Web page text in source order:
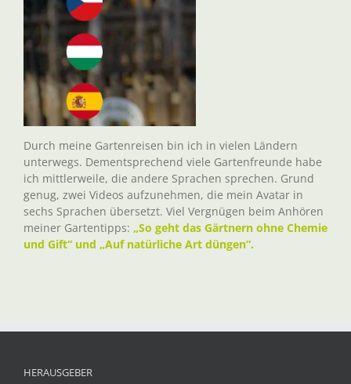
Durch meine Gartenreisen bin ich in vielen Ländern
unterwegs. Dementsprechend viele Gartenfreunde habe
ich mittlerweile, die andere Sprachen sprechen. Grund
genug, zwei Videos aufzunehmen, die mein Avatar in
sechs Sprachen übersetzt. Viel Vergnügen beim Anhören
meiner Gartentipps: „So geht das Gärtnern ohne Chemie
und Gift“ und „Auf natürliche Art düngen“.
HERAUSGEBER